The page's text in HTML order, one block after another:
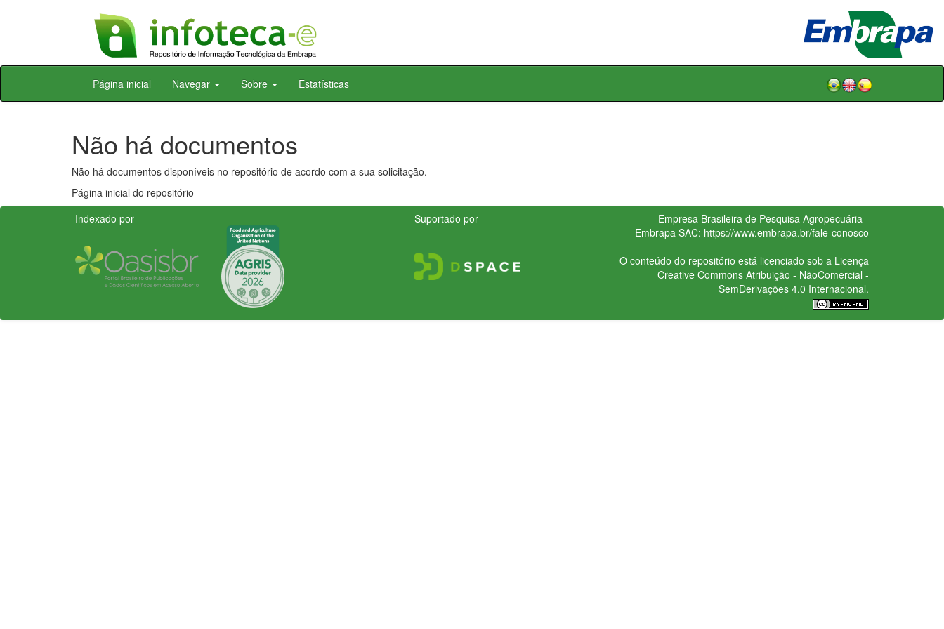
Skip
Página inicial Navegar Sobre Estatísticas
Não há documentos
Não há documentos disponíveis no repositório de acordo com a sua solicitação.
Página inicial do repositório
Indexado por
Suportado por
Empresa Brasileira de Pesquisa Agropecuária -
Embrapa SAC: https://www.embrapa.br/fale-conosco
O conteúdo do repositório está licenciado sob a Licença
Creative CommonsAtribuição - NãoComercial -
SemDerivações 4.0 Internacional.